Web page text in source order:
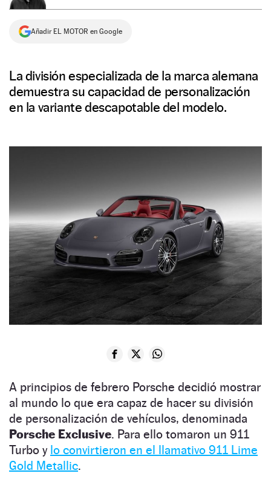
Añadir EL MOTOR en Google
La división especializada de la marca alemana
demuestra su capacidad de personalización
en la variante descapotable del modelo.
A principios de febrero Porsche decidió mostrar
al mundo lo que era capaz de hacer su división
de personalización de vehículos, denominada
Porsche Exclusive. Para ello tomaron un 911
Turbo y lo convirtieron en el llamativo 911 Lime
Gold Metallic.